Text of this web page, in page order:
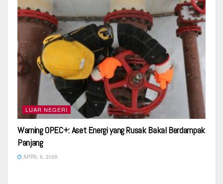
LUAR NEGERI
Warning OPEC+: Aset Energi yang Rusak Bakal Berdampak
Panjang
APRIL 6, 2026